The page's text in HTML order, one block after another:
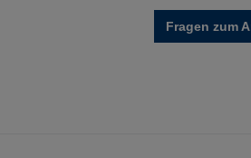
Fragen zum